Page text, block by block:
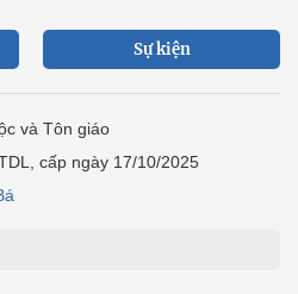
Sự kiện
và Tôn giáo
cấp ngày 17/10/2025